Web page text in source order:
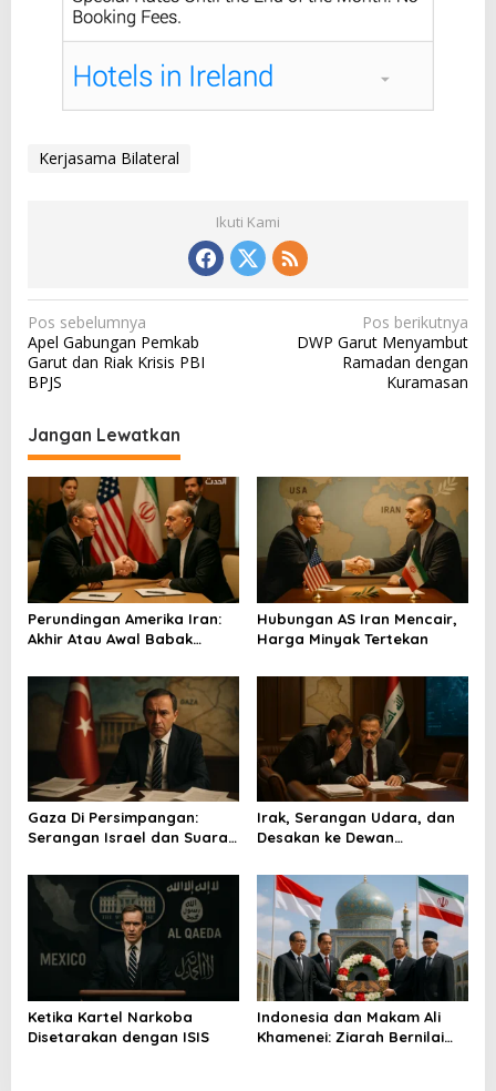
Kerjasama Bilateral
Ikuti Kami
N
a
v
g
a
s
i
p
o
s
Pos sebelumnya
Apel Gabungan Pemkab
Garut dan Riak Krisis PBI
BPJS
Pos berikutnya
DWP Garut Menyambut
Ramadan dengan
Kuramasan
Jangan Lewatkan
Perundingan Amerika Iran:
Akhir Atau Awal Babak
Hubungan AS Iran Mencair,
Harga Minyak Tertekan
Gaza Di Persimpangan:
Serangan Israel dan Suara
Irak, Serangan Udara, dan
Desakan ke Dewan
Ketika Kartel Narkoba
Disetarakan dengan ISIS
Indonesia dan Makam Ali
Khamenei: Ziarah Bernilai